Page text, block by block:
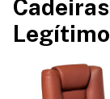
Legítimo